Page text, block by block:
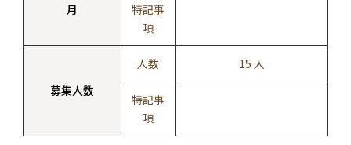
月
特記事
項
募集人数
人数 15 人
特記事
項